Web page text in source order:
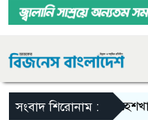
সংবাদ শিরোনাম :মহেশখালী